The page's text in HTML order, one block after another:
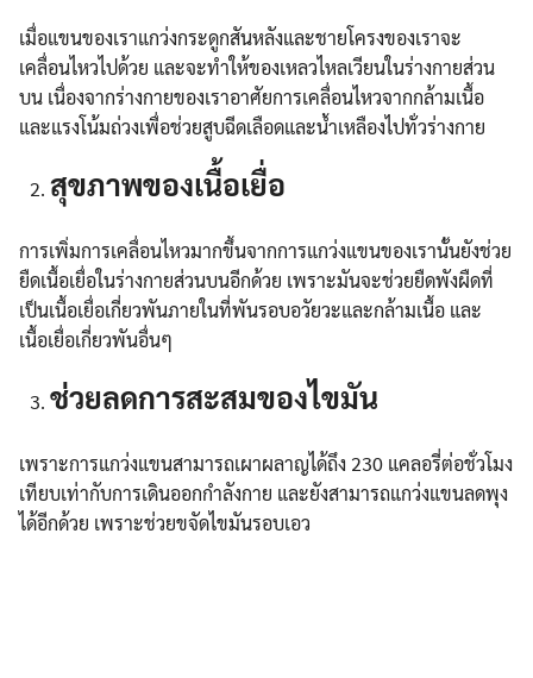
เมื่อแขนของเราแกว่งกระดูกสันหลังและชายโครงของเราจะ
เคลื่อนไหวไปด้วย และจะทำให้ของเหลวไหลเวียนในร่างกายส่วน
บน เนื่องจากร่างกายของเราอาศัยการเคลื่อนไหวจากกล้ามเนื้อ
และแรงโน้มถ่วงเพื่อช่วยสูบฉีดเลือดและน้ำเหลืองไปทั่วร่างกาย
สุขภาพของเนื้อเยื่อ
การเพิ่มการเคลื่อนไหวมากขึ้นจากการแกว่งแขนของเรานั้นยังช่วย
ยืดเนื้อเยื่อในร่างกายส่วนบนอีกด้วย เพราะมันจะช่วยยืดพังผืดที่
เป็นเนื้อเยื่อเกี่ยวพันภายในที่พันรอบอวัยวะและกล้ามเนื้อ และ
เนื้อเยื่อเกี่ยวพันอื่นๆ
ช่วยลดการสะสมของไขมัน
เพราะการแกว่งแขนสามารถเผาผลาญได้ถึง 230 แคลอรี่ต่อชั่วโมง
เทียบเท่ากับการเดินออกกำลังกาย และยังสามารถแกว่งแขนลดพุง
ได้อีกด้วย เพราะช่วยขจัดไขมันรอบเอว